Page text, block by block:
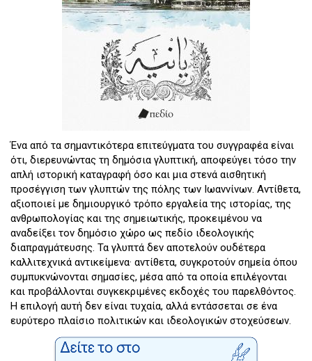
Ένα από τα σημαντικότερα επιτεύγματα του συγγραφέα είναι
ότι, διερευνώντας τη δημόσια γλυπτική, αποφεύγει τόσο την
απλή ιστορική καταγραφή όσο και μια στενά αισθητική
προσέγγιση των γλυπτών της πόλης των Ιωαννίνων. Αντίθετα,
αξιοποιεί με δημιουργικό τρόπο εργαλεία της ιστορίας, της
ανθρωπολογίας και της σημειωτικής, προκειμένου να
αναδείξει τον δημόσιο χώρο ως πεδίο ιδεολογικής
διαπραγμάτευσης. Τα γλυπτά δεν αποτελούν ουδέτερα
καλλιτεχνικά αντικείμενα· αντίθετα, συγκροτούν σημεία όπου
συμπυκνώνονται σημασίες, μέσα από τα οποία επιλέγονται
και προβάλλονται συγκεκριμένες εκδοχές του παρελθόντος.
Η επιλογή αυτή δεν είναι τυχαία, αλλά εντάσσεται σε ένα
ευρύτερο πλαίσιο πολιτικών και ιδεολογικών στοχεύσεων.